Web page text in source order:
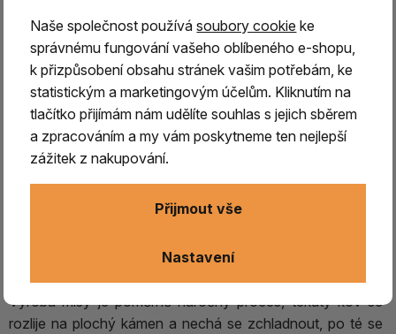
Tibetská mísa je jedním z
nejstarších a nejúčinnějších
muzikoterapeutických nástrojů
Její historie sahá ažk nejrannějším šamanským
tradicím v oblasti Himaláje , původní použití je však
obestřeno tajemstvím.
mědi, cínu, rtuti, olova a železa
představuje jednu planetu (zlato-Slunce, stříbro-
Saturn, železo-Mars) jejich poměr se však může lišit.
Výroba mísy je poměrně náročný proces, tekutý kov se
rozlije na plochý kámen a nechá se zchladnout, po té se
Naše společnost používásoubory cookie ke
správnému fungování vašeho oblíbeného e-shopu,
k přizpůsobení obsahu stránek vašim potřebám, ke
statistickým a marketingovým účelům. Kliknutím na
tlačítko přijímám nám udělíte souhlas s jejich sběrem
a zpracováním a my vám poskytneme ten nejlepší
zážitek z nakupování.
Nastavení
Přijmout vše